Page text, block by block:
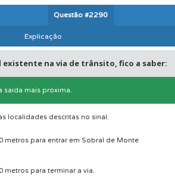
Questão #2290
Explicação
existente na via de trânsito, fico a saber:
saída mais próxima.
localidades descritas no sinal.
metros para entrar em Sobral de Monte
metros para terminar a via.